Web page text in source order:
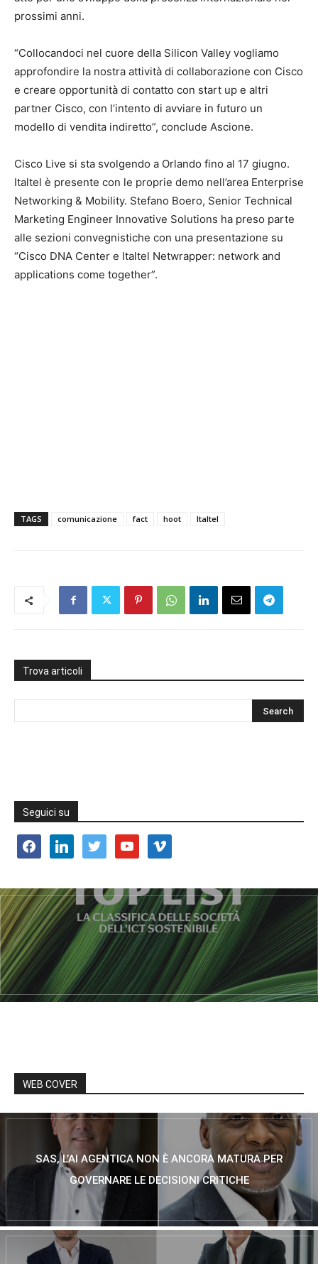
prossimi anni.
“Collocandoci nel cuore della Silicon Valley vogliamo
approfondire la nostra attività di collaborazione con Cisco
e creare opportunità di contatto con start up e altri
partner Cisco, con l’intento di avviare in futuro un
modello di vendita indiretto”, conclude Ascione.
Cisco Live si sta svolgendo a Orlando fino al 17 giugno.
Italtel è presente con le proprie demo nell’area Enterprise
Networking & Mobility. Stefano Boero, Senior Technical
Marketing Engineer Innovative Solutions ha preso parte
alle sezioni convegnistiche con una presentazione su
“Cisco DNA Center e Italtel Netwrapper: network and
applications come together”.
TAGS comunicazione fact hoot Italtel
Trova articoli
Seguici su
facebooklinkedin twitter youtube vimeo
WEB COVER
SAS, L’AI AGENTICA NON È ANCORA MATURA PER
GOVERNARE LE DECISIONI CRITICHE